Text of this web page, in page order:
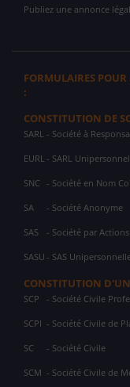
Publiez une annonce
FORMULAIRES
:
CONSTITUTION DE
SARL - Société à
EURL - SARL
SNC - Société en Nom
SA - Société Anonyme
SAS - Société par
SASU - SAS
CONSTITUTION
SCP - Société Civile
SCPI - Société Civile de
SC - Société Civile
SCM - Société Civile de